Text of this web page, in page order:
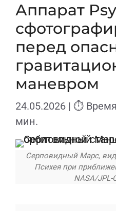
Аппарат
перед
маневром
24.05.2026 | ⏱
мин.
Серповидный Марс,
Психея при
NASA/JPL-